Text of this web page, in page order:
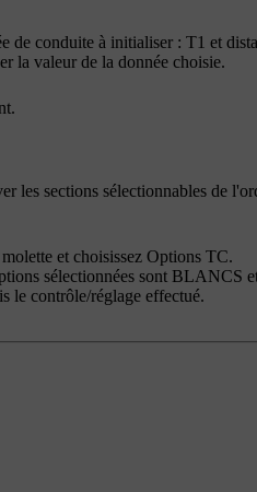
de conduite à initialiser : T1 et
la valeur de la donnée choisie.
les sections sélectionnables de
et choisissez Options TC.
sélectionnées sont BLANCS
le contrôle/réglage effectué.